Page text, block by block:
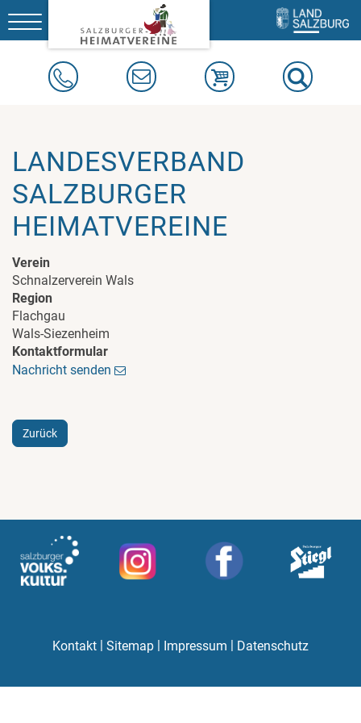
Toggle
navigation
LANDESVERBAND
SALZBURGER
HEIMATVEREINE
Verein
Schnalzerverein Wals
Region
Flachgau
Wals-Siezenheim
Kontaktformular
Nachricht senden
Zurück
Kontakt | Sitemap | Impressum | Datenschutz